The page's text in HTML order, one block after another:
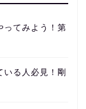
てみよう！第
る人必見！剛